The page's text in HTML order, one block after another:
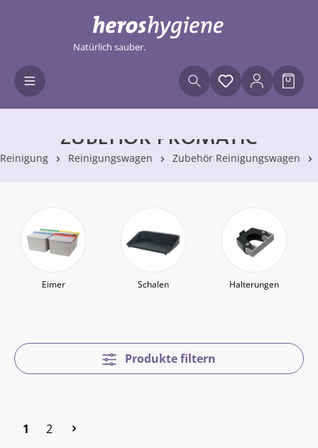
Zum Hauptinhalt springen
Natürlich sauber.
Du hast 0
ZUBEHÖR PROMATIC
Reinigung Reinigungswagen Zubehör Reinigungswagen
Eimer Schalen Halterungen
Produkte filtern
Seite
1 Seite
2